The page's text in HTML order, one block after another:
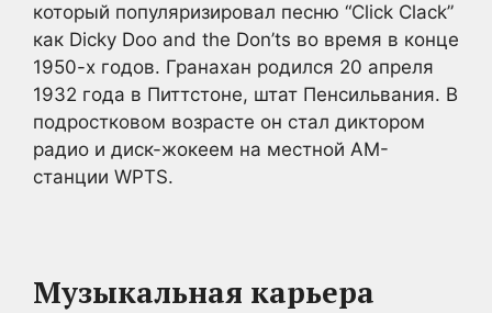
который популяризировал песню “Click Clack”
как Dicky Doo and the Don’ts во время в конце
1950-х годов. Гранахан родился 20 апреля
1932 года в Питтстоне, штат Пенсильвания. В
подростковом возрасте он стал диктором
радио и диск-жокеем на местной AM-
станции WPTS.
Музыкальная карьера